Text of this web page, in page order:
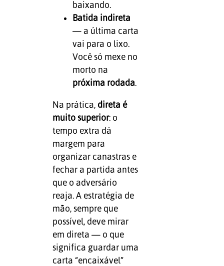
baixando.
Batida indireta
— a última carta
vai para o lixo.
Você só mexe no
morto na
próxima rodada.
Na prática, direta é
muito superior: o
tempo extra dá
margem para
organizar canastras e
fechar a partida antes
que o adversário
reaja. A estratégia de
mão, sempre que
possível, deve mirar
em direta — o que
significa guardar uma
carta “encaixável”